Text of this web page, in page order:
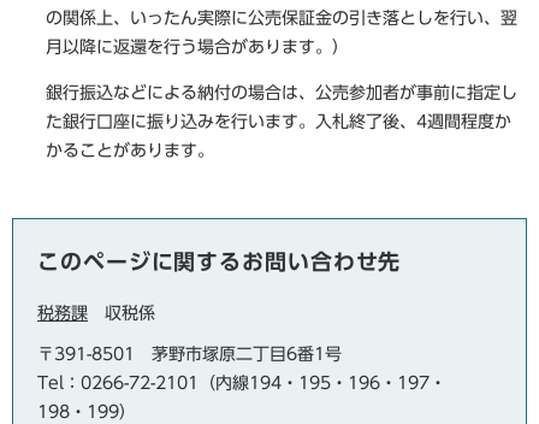
の関係上、いったん実際に公売保証金の引き落としを行い、翌
月以降に返還を行う場合があります。）
銀行振込などによる納付の場合は、公売参加者が事前に指定し
た銀行口座に振り込みを行います。入札終了後、4週間程度か
かることがあります。
このページに関するお問い合わせ先
税務課 収税係
〒391-8501
茅野市塚原二丁目6番1号
Tel：0266-72-2101（内線194・195・196・197・
198・199）